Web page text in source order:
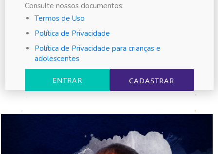
Consulte nossos documentos:
Termos de Uso
Política de Privacidade
Política de Privacidade para crianças e
adolescentes
ENTRAR CADASTRAR